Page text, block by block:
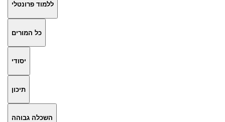
ללמוד פרונטלי
כל המורים
יסודי
תיכון
השכלה גבוהה